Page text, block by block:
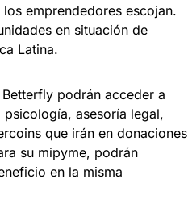
emprendedores escojan.
en situación de
Latina.
podrán acceder a
asesoría legal,
que irán en donaciones
su mipyme, podrán
en la misma